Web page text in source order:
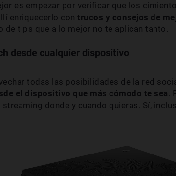
es empezar por verificar que los
enriquecerlo con trucos y consejos de
de tips que a lo mejor no te aplican tanto.
desde cualquier dispositivo
todas las posibilidades de la red
el dispositivo que más cómodo te sea .
streaming donde y cuando quieras. Sí,